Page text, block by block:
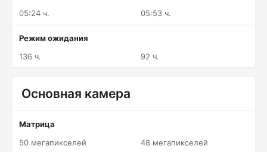
05:24 ч.
05:53 ч.
Режим ожидания
136 ч.
92 ч.
Основная камера
Матрица
50 мегапикселей
48 мегапикселей